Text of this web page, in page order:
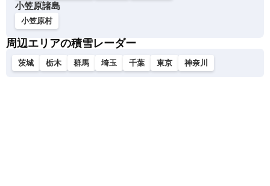
小笠原諸島
小笠原村
周辺エリアの積雪レーダー
茨城 栃木 群馬 埼玉 千葉 東京 神奈川